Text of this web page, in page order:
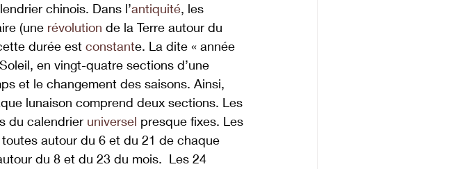
chinois. Dans l’antiquité, les
(une révolution de la Terre autour du
durée est constante. La dite « année
en vingt-quatre sections d’une
et le changement des saisons. Ainsi,
lunaison comprend deux sections. Les
du calendrier universel presque fixes. Les
autour du 6 et du 21 de chaque
du 8 et du 23 du mois.  Les 24